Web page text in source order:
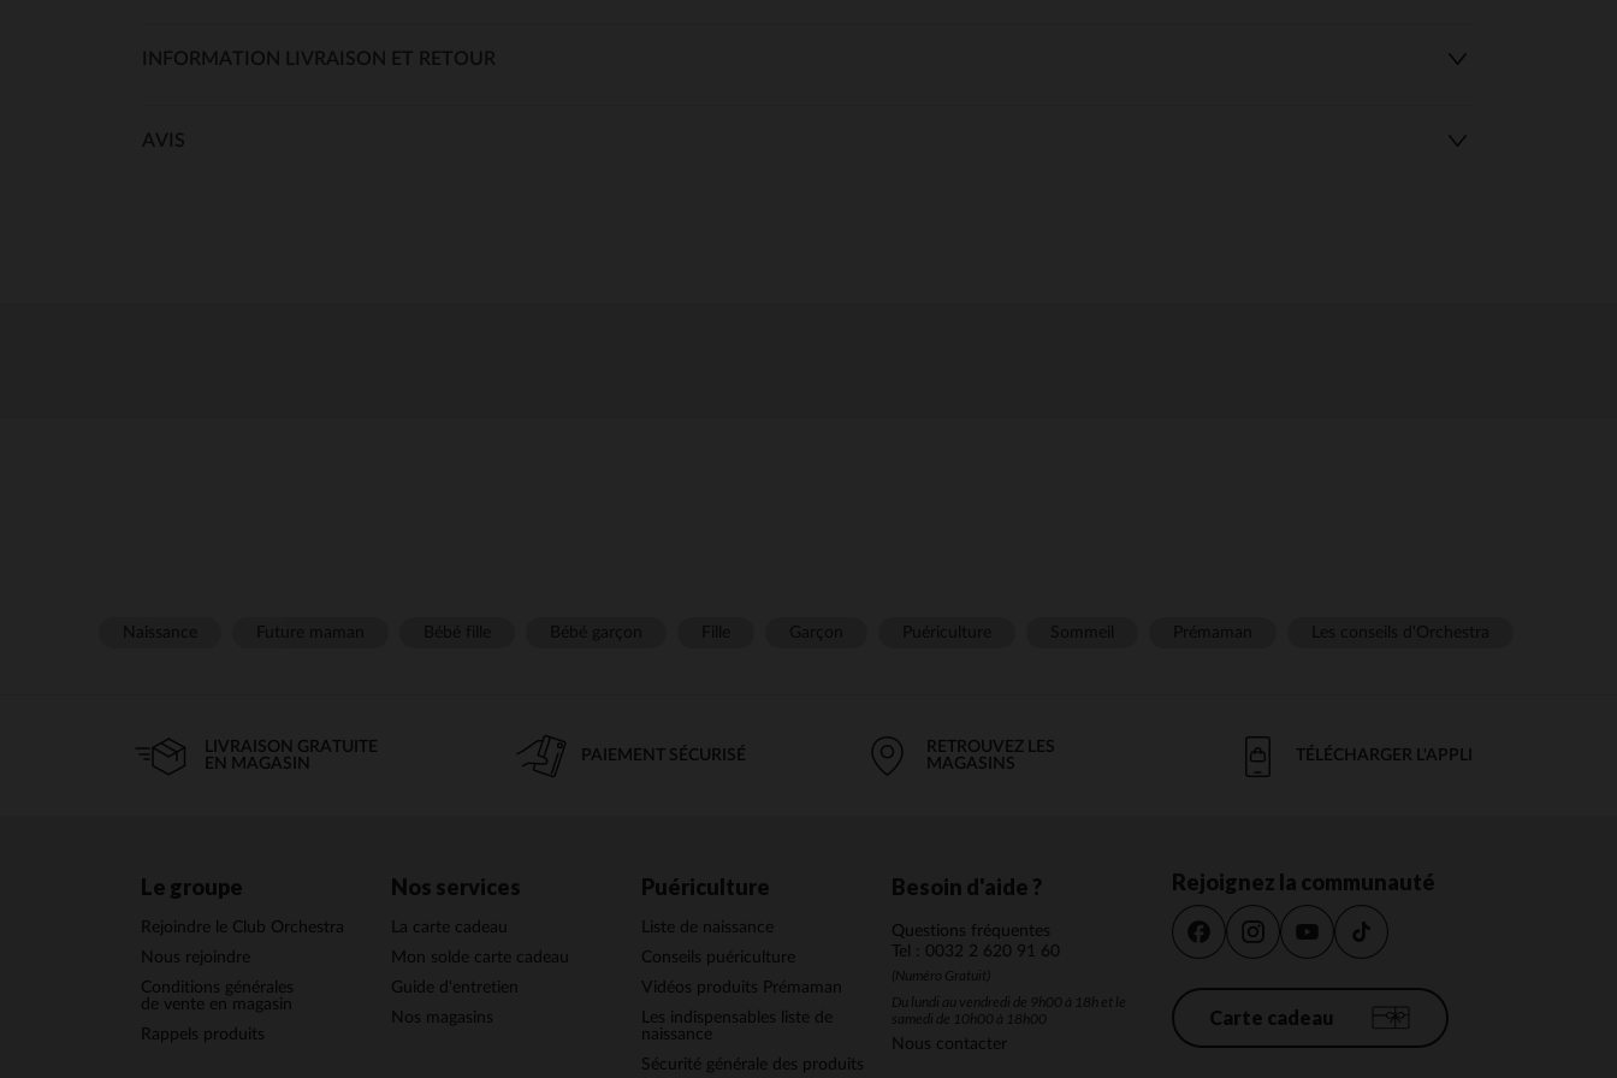
INFORMATION LIVRAISON ET RETOUR
AVIS
LIVRAISON GRATUITE
EN MAGASIN
PAIEMENT SÉCURISÉ
RETROUVEZ LES
MAGASINS
TÉLÉCHARGER L'APPLI
Le groupe
Rejoindre le Club Orchestra
Nous rejoindre
Conditions générales
de vente en magasin
Rappels produits
Nos services
La carte cadeau
Mon solde carte cadeau
Guide d'entretien
Nos magasins
Puériculture
Liste de naissance
Conseils puériculture
Vidéos produits Prémaman
Les indispensables liste de
naissance
Sécurité générale des produits
Besoin d'aide ?
Questions fréquentes
Tel : 0032 2 620 91 60
(Numéro Gratuit)
Du lundi au vendredi de 9h00 à 18h et le
samedi de 10h00 à 18h00
Nous contacter
Rejoignez la communauté
Carte cadeau